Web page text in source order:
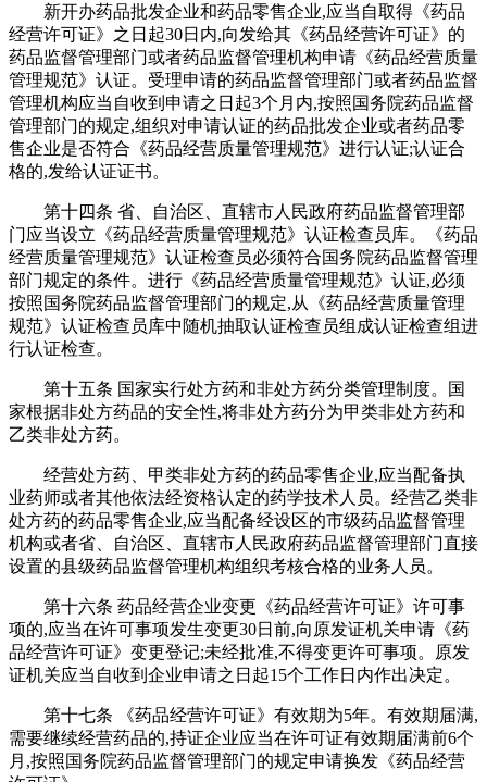
新开办药品批发企业和药品零售企业,应当自取得《药品
经营许可证》之日起30日内,向发给其《药品经营许可证》的
药品监督管理部门或者药品监督管理机构申请《药品经营质量
管理规范》认证。受理申请的药品监督管理部门或者药品监督
管理机构应当自收到申请之日起3个月内,按照国务院药品监督
管理部门的规定,组织对申请认证的药品批发企业或者药品零
售企业是否符合《药品经营质量管理规范》进行认证;认证合
格的,发给认证证书。
第十四条 省、自治区、直辖市人民政府药品监督管理部
门应当设立《药品经营质量管理规范》认证检查员库。《药品
经营质量管理规范》认证检查员必须符合国务院药品监督管理
部门规定的条件。进行《药品经营质量管理规范》认证,必须
按照国务院药品监督管理部门的规定,从《药品经营质量管理
规范》认证检查员库中随机抽取认证检查员组成认证检查组进
行认证检查。
第十五条 国家实行处方药和非处方药分类管理制度。国
家根据非处方药品的安全性,将非处方药分为甲类非处方药和
乙类非处方药。
经营处方药、甲类非处方药的药品零售企业,应当配备执
业药师或者其他依法经资格认定的药学技术人员。经营乙类非
处方药的药品零售企业,应当配备经设区的市级药品监督管理
机构或者省、自治区、直辖市人民政府药品监督管理部门直接
设置的县级药品监督管理机构组织考核合格的业务人员。
第十六条 药品经营企业变更《药品经营许可证》许可事
项的,应当在许可事项发生变更30日前,向原发证机关申请《药
品经营许可证》变更登记;未经批准,不得变更许可事项。原发
证机关应当自收到企业申请之日起15个工作日内作出决定。
第十七条 《药品经营许可证》有效期为5年。有效期届满,
需要继续经营药品的,持证企业应当在许可证有效期届满前6个
月,按照国务院药品监督管理部门的规定申请换发《药品经营